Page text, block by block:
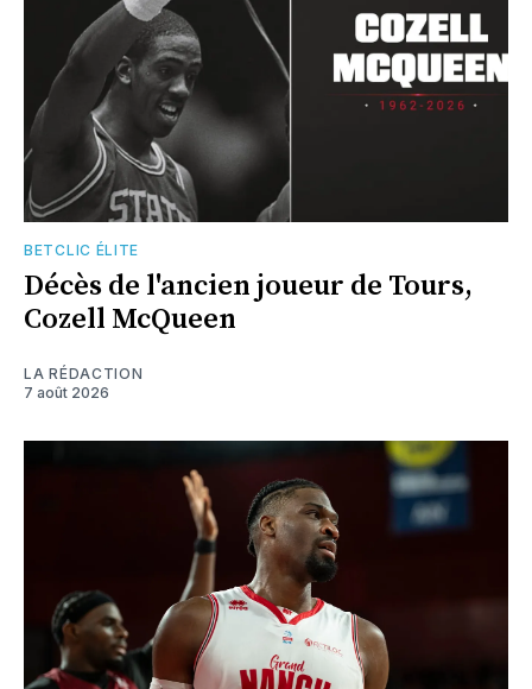
BETCLIC ÉLITE
Décès de l'ancien joueur de Tours,
Cozell McQueen
LA RÉDACTION
7 août 2026